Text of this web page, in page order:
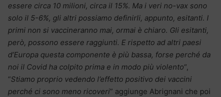
essere circa 10 milioni, circa il 15%. Ma i veri no-vax sono
solo il 5-6%, gli altri possiamo definirli, appunto, esitanti. I
primi non si vaccineranno mai, ormai è chiaro. Gli esitanti,
però, possono essere raggiunti. E rispetto ad altri paesi
d’Europa questa componente è più bassa, forse perché da
noi il Covid ha colpito prima e in modo più violento“,
“Stiamo proprio vedendo l’effetto positivo dei vaccini
perché ci sono meno ricoveri” aggiunge Abrignani che poi